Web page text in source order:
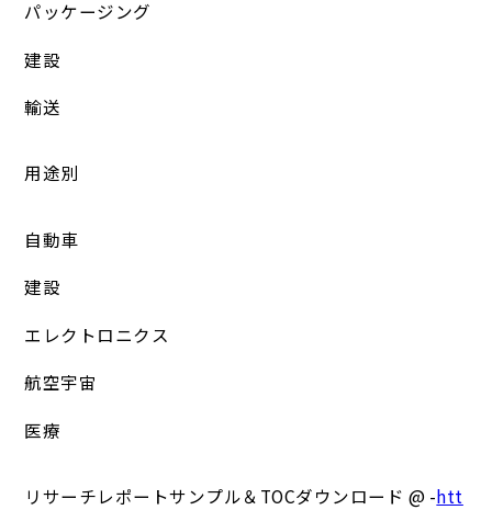
パッケージング
建設
輸送
用途別
自動車
建設
エレクトロニクス
航空宇宙
医療
リサーチレポートサンプル＆TOCダウンロード @ -htt